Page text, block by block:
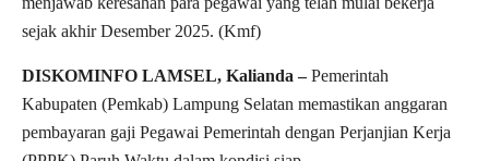
sejak akhir Desember 2025. (Kmf)
DISKOMINFO LAMSEL, Kalianda –Pemerintah
Kabupaten (Pemkab) Lampung Selatan memastikan anggaran
pembayaran gaji Pegawai Pemerintah dengan Perjanjian Kerja